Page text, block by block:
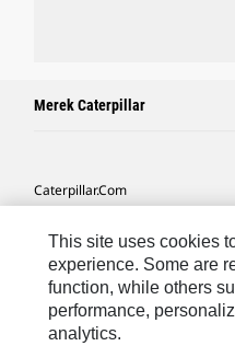
Merek Caterpillar
Caterpillar.com
Preferensi Pemasaran Saya
Peta Situs
Cookie Settings
This site uses cookies
experience. Some are
function, while others
performance,
analytics.